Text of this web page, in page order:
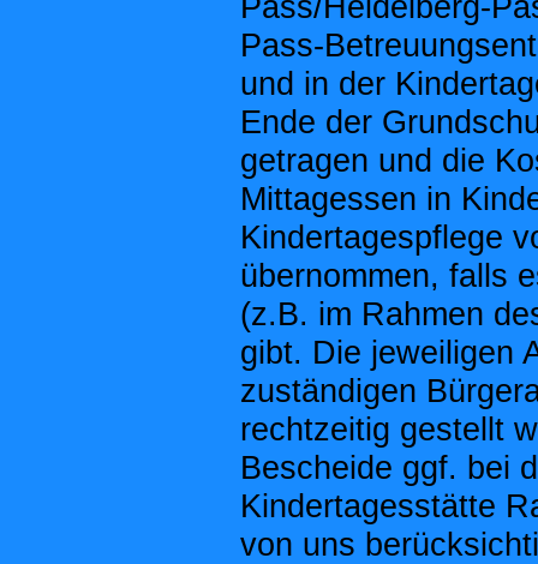
Pass-
und in der
Ende der
getragen und die
Mittagessen in
Kindertagespflege
übernommen, falls
(z.B. im Rahmen
gibt. Die jeweiligen
zuständigen
rechtzeitig gestellt
Bescheide ggf. bei
Kindertagesstätte
von uns